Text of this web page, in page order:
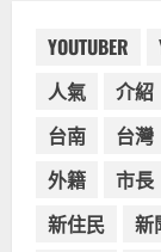
4
YOUTUBER
人氣
介紹
台南
台灣
外籍
市長
新住民
新